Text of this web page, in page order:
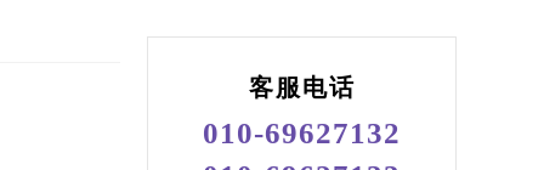
客服电话
010-69627132